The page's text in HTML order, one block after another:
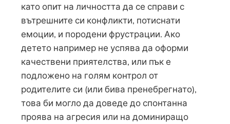
като опит на личността да се справи с
вътрешните си конфликти, потиснати
емоции, и породени фрустрации. Ако
детето например не успява да оформи
качествени приятелства, или пък е
подложено на голям контрол от
родителите си (или бива пренебрегнато),
това би могло да доведе до спонтанна
проява на агресия или на доминиращо